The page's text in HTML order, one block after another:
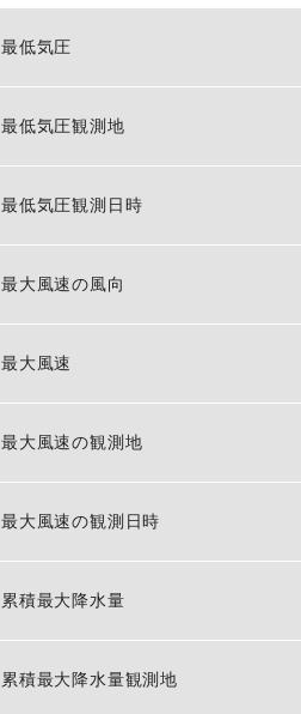
最低気圧
最低気圧観測地
最低気圧観測日時
最大風速の風向
最大風速
最大風速の観測地
最大風速の観測日時
累積最大降水量
累積最大降水量観測地